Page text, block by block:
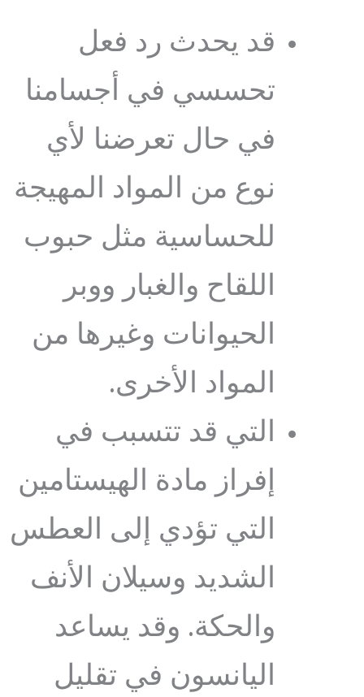
قد يحدث رد فعل
تحسسي في أجسامنا
في حال تعرضنا لأي
نوع من المواد المهيجة
للحساسية مثل حبوب
اللقاح والغبار ووبر
الحيوانات وغيرها من
المواد الأخرى.
التي قد تتسبب في
إفراز مادة الهيستامين
التي تؤدي إلى العطس
الشديد وسيلان الأنف
والحكة. وقد يساعد
اليانسون في تقليل